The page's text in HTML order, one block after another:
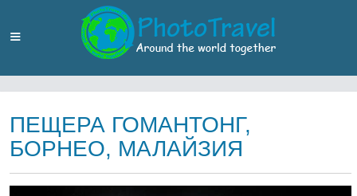
ПЕЩЕРА ГОМАНТОНГ,
БОРНЕО, МАЛАЙЗИЯ